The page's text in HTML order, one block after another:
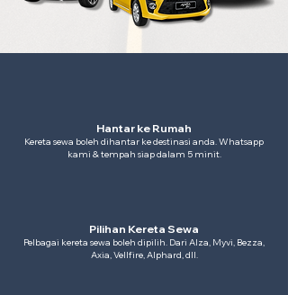
Hantar ke Rumah
Kereta sewa boleh dihantar ke destinasi anda. Whatsapp
kami & tempah siap dalam 5 minit.
Pilihan Kereta Sewa
Pelbagai kereta sewa boleh dipilih. Dari Alza, Myvi, Bezza,
Axia, Vellfire, Alphard, dll.